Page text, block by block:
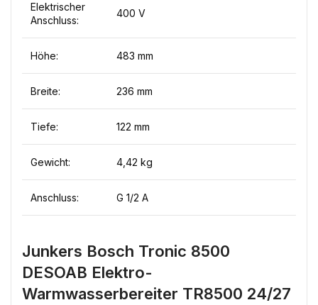
Elektrischer
Anschluss:
400 V
Höhe: 483 mm
Breite: 236 mm
Tiefe: 122 mm
Gewicht: 4,42 kg
Anschluss: G 1/2 A
Junkers Bosch Tronic 8500
DESOAB Elektro-
Warmwasserbereiter TR8500 24/27